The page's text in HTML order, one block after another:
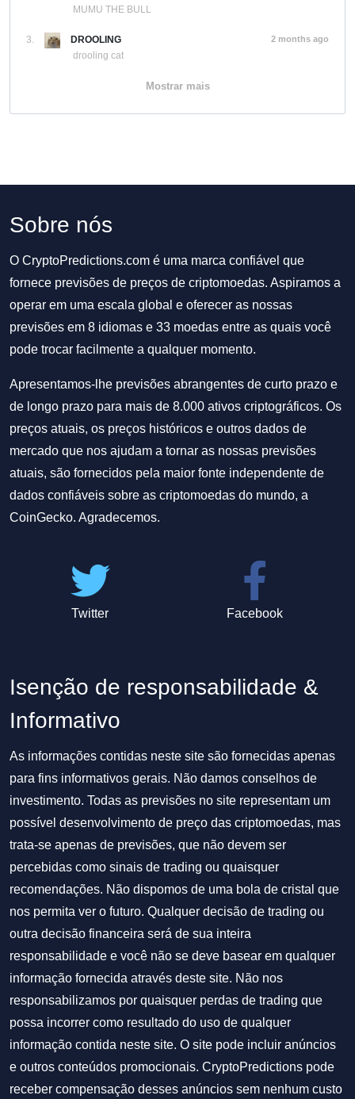
MUMU THE BULL
3.
DROOLING
drooling cat
2 months ago
Mostrar mais
Sobre nós
O CryptoPredictions.com é uma marca confiável que
fornece previsões de preços de criptomoedas. Aspiramos a
operar em uma escala global e oferecer as nossas
previsões em 8 idiomas e 33 moedas entre as quais você
pode trocar facilmente a qualquer momento.
Apresentamos-lhe previsões abrangentes de curto prazo e
de longo prazo para mais de 8.000 ativos criptográficos. Os
preços atuais, os preços históricos e outros dados de
mercado que nos ajudam a tornar as nossas previsões
atuais, são fornecidos pela maior fonte independente de
dados confiáveis sobre as criptomoedas do mundo, a
CoinGecko. Agradecemos.
Twitter Facebook
Isenção de responsabilidade &
Informativo
As informações contidas neste site são fornecidas apenas
para fins informativos gerais. Não damos conselhos de
investimento. Todas as previsões no site representam um
possível desenvolvimento de preço das criptomoedas, mas
trata-se apenas de previsões, que não devem ser
percebidas como sinais de trading ou quaisquer
recomendações. Não dispomos de uma bola de cristal que
nos permita ver o futuro. Qualquer decisão de trading ou
outra decisão financeira será de sua inteira
responsabilidade e você não se deve basear em qualquer
informação fornecida através deste site. Não nos
responsabilizamos por quaisquer perdas de trading que
possa incorrer como resultado do uso de qualquer
informação contida neste site. O site pode incluir anúncios
e outros conteúdos promocionais. CryptoPredictions pode
receber compensação desses anúncios sem nenhum custo